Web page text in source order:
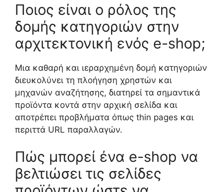
Ποιος είναι ο ρόλος της
δομής κατηγοριών στην
αρχιτεκτονική ενός e-shop;
Μια καθαρή και ιεραρχημένη δομή κατηγοριών
διευκολύνει τη πλοήγηση χρηστών και
μηχανών αναζήτησης, διατηρεί τα σημαντικά
προϊόντα κοντά στην αρχική σελίδα και
αποτρέπει προβλήματα όπως thin pages και
περιττά URL παραλλαγών.
Πώς μπορεί ένα e-shop να
βελτιώσει τις σελίδες